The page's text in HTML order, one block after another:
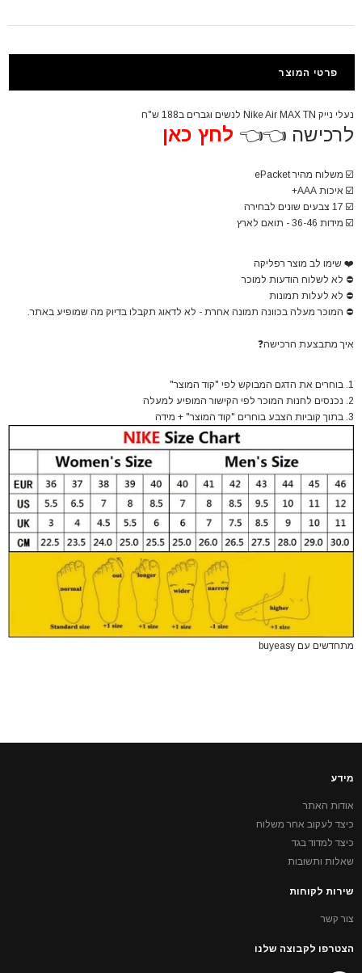
פרטי המוצר
נעלי נייק Nike Air MAX TN לנשים וגברים ב188 ש"ח
לרכישה 👈👈 לחץ כאן
☑️ משלוח מהיר ePacket
☑️ איכות AAA+
☑️
☑️ מידות 36-46 - תואם לארץ
❤️ שימו לב מוצר רפליקה
⛔ לא לשלוח הודעות למוכר
⛔ לא לעלות תמונות
⛔ המוכר מעלה בכוונה תמונה אחרת - לא לדאוג תקבלו בדיוק מה שמופיע באתר.
איך מתבצעת הרכישה❓
1. בוחרים את הדגם המבוקש לפי "קוד המוצר"
2. נכנסים לחנות המוכר לפי הקישור המופיע למעלה
3. בתוך קוביות הצבע בוחרים "קוד המוצר" + מידה
מתחדשים עם buyeasy
מידע
אודות האתר
כיצד לעקוב אחר משלוח
כיצד למדוד בגד
שאלות ותשובות
שירות לקוחות
צור קשר
הצטרפו לקבוצה שלנו